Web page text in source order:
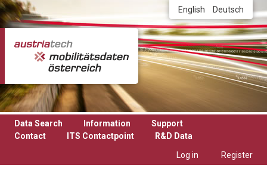
Skip to main content English Deutsch
Data Search Information
Support
Contact
ITS Contactpoint
R&D Data
Log in
Register